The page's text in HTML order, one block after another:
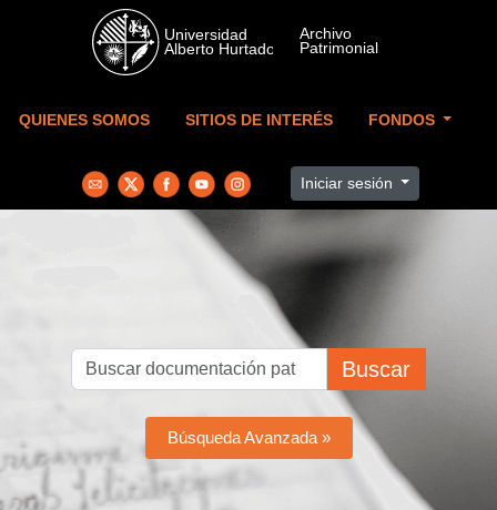
Skip to main content
QUIENES SOMOS SITIOS DE INTERÉS FONDOS
Iniciar sesión
Buscar
Búsqueda Avanzada »